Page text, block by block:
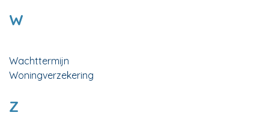
W
Wachttermijn
Woningverzekering
Z